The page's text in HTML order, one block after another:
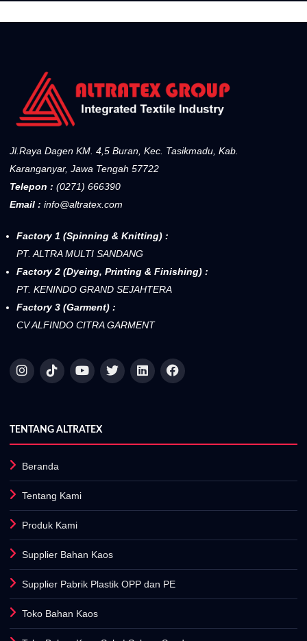
Jl.Raya Dagen KM. 4,5 Buran, Kec. Tasikmadu, Kab.
Karanganyar, Jawa Tengah 57722
Telepon : (0271) 666390
Email : info@altratex.com
Factory 1 (Spinning & Knitting) :
PT. ALTRA MULTI SANDANG
Factory 2 (Dyeing, Printing & Finishing) :
PT. KENINDO GRAND SEJAHTERA
Factory 3 (Garment) :
CV ALFINDO CITRA GARMENT
TENTANG ALTRATEX
Beranda
Tentang Kami
Produk Kami
Supplier Bahan Kaos
Supplier Pabrik Plastik OPP dan PE
Toko Bahan Kaos